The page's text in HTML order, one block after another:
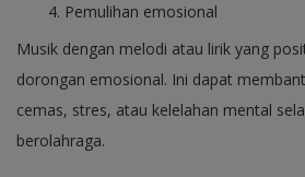
Pemulihan emosional
Musik dengan melodi atau lirik yang
dorongan emosional. Ini dapat
cemas, stres, atau kelelahan mental
berolahraga.